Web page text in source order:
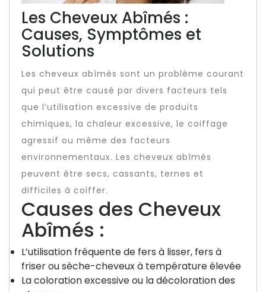
Les Cheveux Abîmés :
Causes, Symptômes et
Solutions
Les cheveux abîmés sont un problème courant
qui peut être causé par divers facteurs tels
que l’utilisation excessive de produits
chimiques, la chaleur excessive, le coiffage
agressif ou même des facteurs
environnementaux. Les cheveux abîmés
peuvent être secs, cassants, ternes et
difficiles à coiffer.
Causes des Cheveux
Abîmés :
L’utilisation fréquente de fers à lisser, fers à
friser ou sèche-cheveux à température élevée
La coloration excessive ou la décoloration des